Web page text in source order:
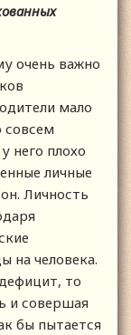
очень важно
мало
совсем
него плохо
личные
Личность
на человека.
то
и совершая
бы пытается